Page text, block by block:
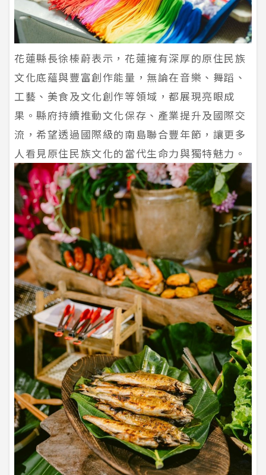
花蓮縣長徐榛蔚表示，花蓮擁有深厚的原住民族
文化底蘊與豐富創作能量，無論在音樂、舞蹈、
工藝、美食及文化創作等領域，都展現亮眼成
果。縣府持續推動文化保存、產業提升及國際交
流，希望透過國際級的南島聯合豐年節，讓更多
人看見原住民族文化的當代生命力與獨特魅力。